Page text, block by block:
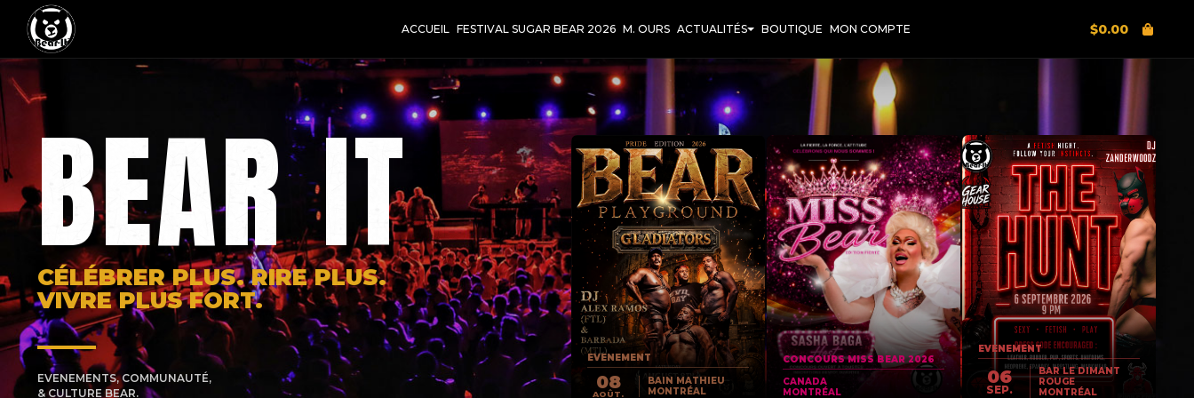
ACCUEIL FESTIVAL SUGAR BEAR 2026 M. OURS ACTUALITÉS BOUTIQUE MON COMPTE $0.00
BEAR IT
CÉLÉBRER PLUS. RIRE PLUS.
VIVRE PLUS FORT.
EVENEMENTS, COMMUNAUTÉ,
& CULTURE BEAR.
EVENEMENT
08
AOÛT.
BAIN MATHIEU
MONTRÉAL
CONCOURS MISS BEAR 2026
CANADA
MONTRÉAL
EVENEMENT
06
SEP.
BAR LE DIMANT
ROUGE
MONTRÉAL